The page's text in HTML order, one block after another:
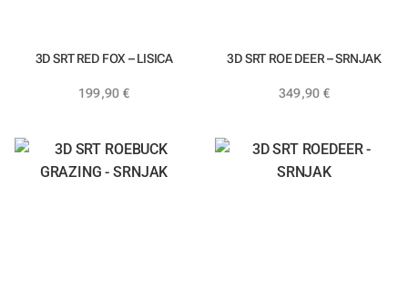
199,90 €
3D SRT RED FOX – LISICA
349,90 €
3D SRT ROE DEER – SRNJAK